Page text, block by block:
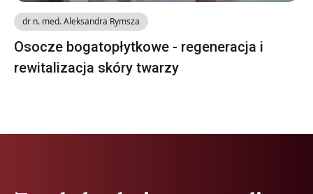
dr n. med. Aleksandra Rymsza
Osocze bogatopłytkowe - regeneracja i
rewitalizacja skóry twarzy